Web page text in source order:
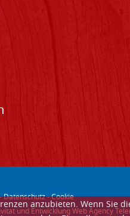
anzubieten. Wenn Sie
Datenschutz-Cookie
und Entwicklung Web Agency